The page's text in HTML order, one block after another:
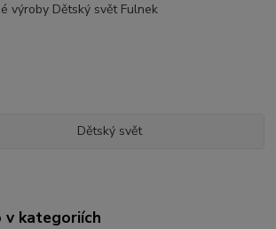
výroby Dětský svět Fulnek
Dětský svět
v kategoriích